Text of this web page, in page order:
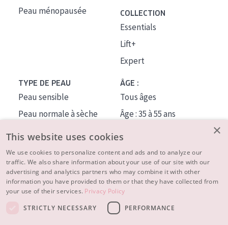
Peau ménopausée
COLLECTION
Essentials
Lift+
Expert
TYPE DE PEAU
Peau sensible
Peau normale à sèche
Peau mixte ou grasse
Peau mature
Peau ménopausée
ÂGE :
Tous âges
Âge : 35 à 55 ans
À PROPOS
CONSEILS BEAUTÉ
×
This website uses cookies
We use cookies to personalize content and ads and to analyze our
traffic. We also share information about your use of our site with our
advertising and analytics partners who may combine it with other
information you have provided to them or that they have collected from
your use of their services. Privacy Policy
STRICTLY NECESSARY
PERFORMANCE